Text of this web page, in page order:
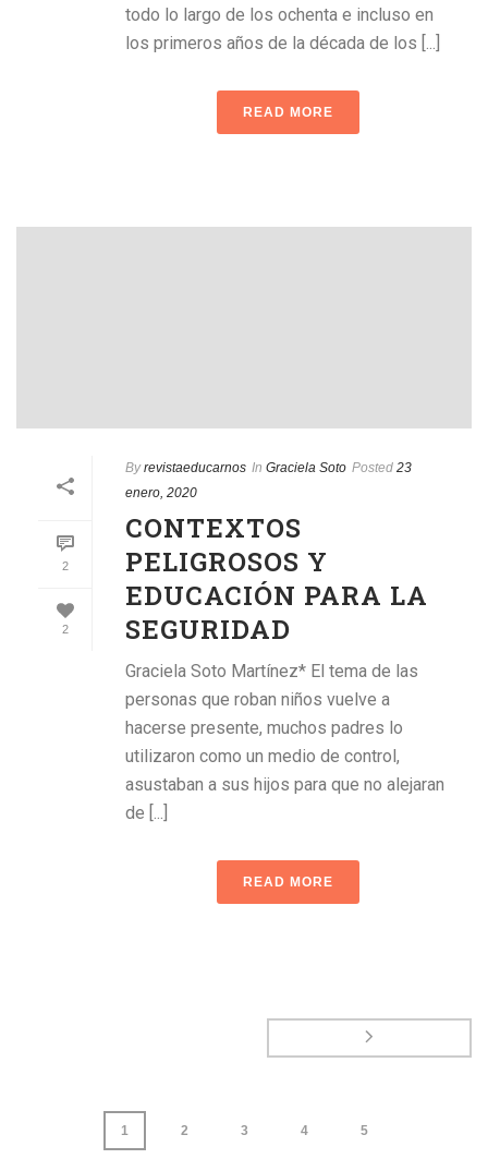
todo lo largo de los ochenta e incluso en
los primeros años de la década de los [...]
READ MORE
2
2
By revistaeducarnos In Graciela Soto Posted 23
enero, 2020
CONTEXTOS
PELIGROSOS Y
EDUCACIÓN PARA LA
SEGURIDAD
Graciela Soto Martínez* El tema de las
personas que roban niños vuelve a
hacerse presente, muchos padres lo
utilizaron como un medio de control,
asustaban a sus hijos para que no alejaran
de [...]
READ MORE
1 2 3 4 5